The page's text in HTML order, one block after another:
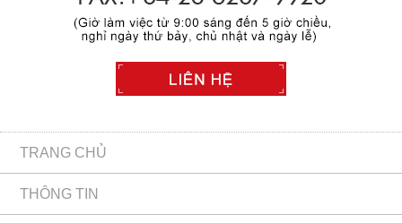
TRANG CHỦ
THÔNG TIN